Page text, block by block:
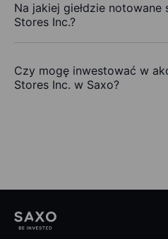
Na jakiej giełdzie notowane
Stores Inc.?
Czy mogę inwestować w
Stores Inc. w Saxo?